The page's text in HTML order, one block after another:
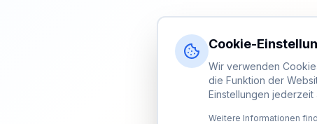
Cookie-
Wir verwenden
die Funktion der
Einstellungen jederzeit
Weitere Informationen